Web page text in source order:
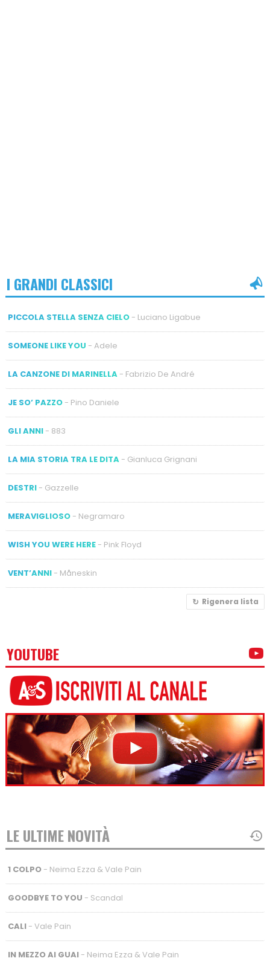
I GRANDI CLASSICI
PICCOLA STELLA SENZA CIELO- Luciano Ligabue
SOMEONE LIKE YOU - Adele
LA CANZONE DI MARINELLA- Fabrizio De André
JE SO’ PAZZO- Pino Daniele
GLI ANNI- 883
LA MIA STORIA TRA LE DITA- Gianluca Grignani
DESTRI- Gazzelle
MERAVIGLIOSO- Negramaro
WISH YOU WERE HERE- Pink Floyd
VENT’ANNI- Måneskin
Rigenera lista
YOUTUBE
LE ULTIME NOVITÀ
1 COLPO- Neima Ezza & Vale Pain
GOODBYE TO YOU - Scandal
CALI- Vale Pain
IN MEZZO AI GUAI- Neima Ezza & Vale Pain